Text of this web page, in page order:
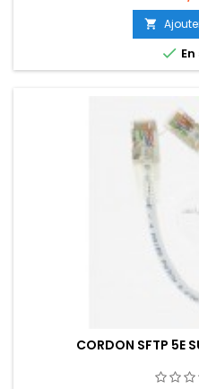


CORDON SFTP 5E